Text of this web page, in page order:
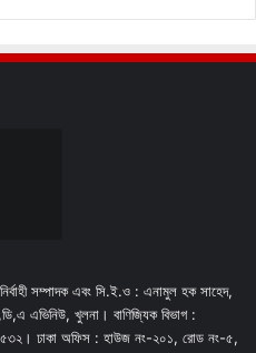
সম্পাদক এবং সি.ই.ও : এনামুল হক সাহেদ,
এভিনিউ, খুলনা। বাণিজ্যিক বিভাগ :
ঢাকা অফিস : হাউজ নং-২০১, রোড নং-৫,